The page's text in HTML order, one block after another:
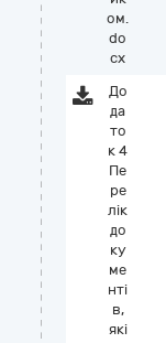
ом.
do
cx
До
да
то
к 4
Пе
ре
лік
до
ку
ме
нті
в,
які